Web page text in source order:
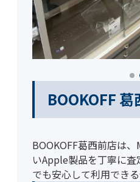
BOOKOFF
BOOKOFF葛西前店は
いApple製品を丁寧に
でも安心して利用できる